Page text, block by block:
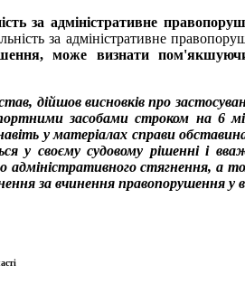
за адміністративне
за адміністративне
може визнати
дійшов висновків про
засобами строком на 6
у матеріалах справи
у своєму судовому рішенні і
адміністративного стягнення, а
за вчинення правопорушення у